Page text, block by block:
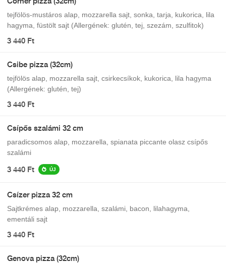
tejfölös-mustáros alap, mozzarella sajt, sonka, tarja, kukorica, lila
hagyma, füstölt sajt (Allergének: glutén, tej, szezám, szulfitok)
3 440 Ft
Csibe pizza (32cm)
tejfölös alap, mozzarella sajt, csirkecsíkok, kukorica, lila hagyma
(Allergének: glutén, tej)
3 440 Ft
Csípős szalámi 32 cm
paradicsomos alap, mozzarella, spianata piccante olasz csípős
szalámi
3 440 Ft ÚJ
Csízer pizza 32 cm
Sajtkrémes alap, mozzarella, szalámi, bacon, lilahagyma,
ementáli sajt
3 440 Ft
Genova pizza (32cm)